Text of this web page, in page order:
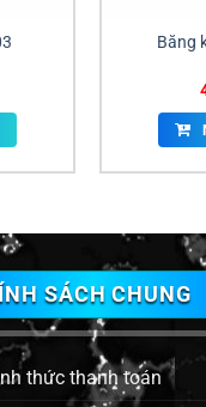
Băng
SÁCH CHUNG
thức thanh toán